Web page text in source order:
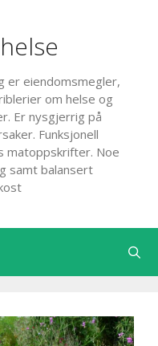
er eiendomsmegler,
om helse og
Er nysgjerrig på
Funksjonell
matoppskrifter. Noe
samt balansert